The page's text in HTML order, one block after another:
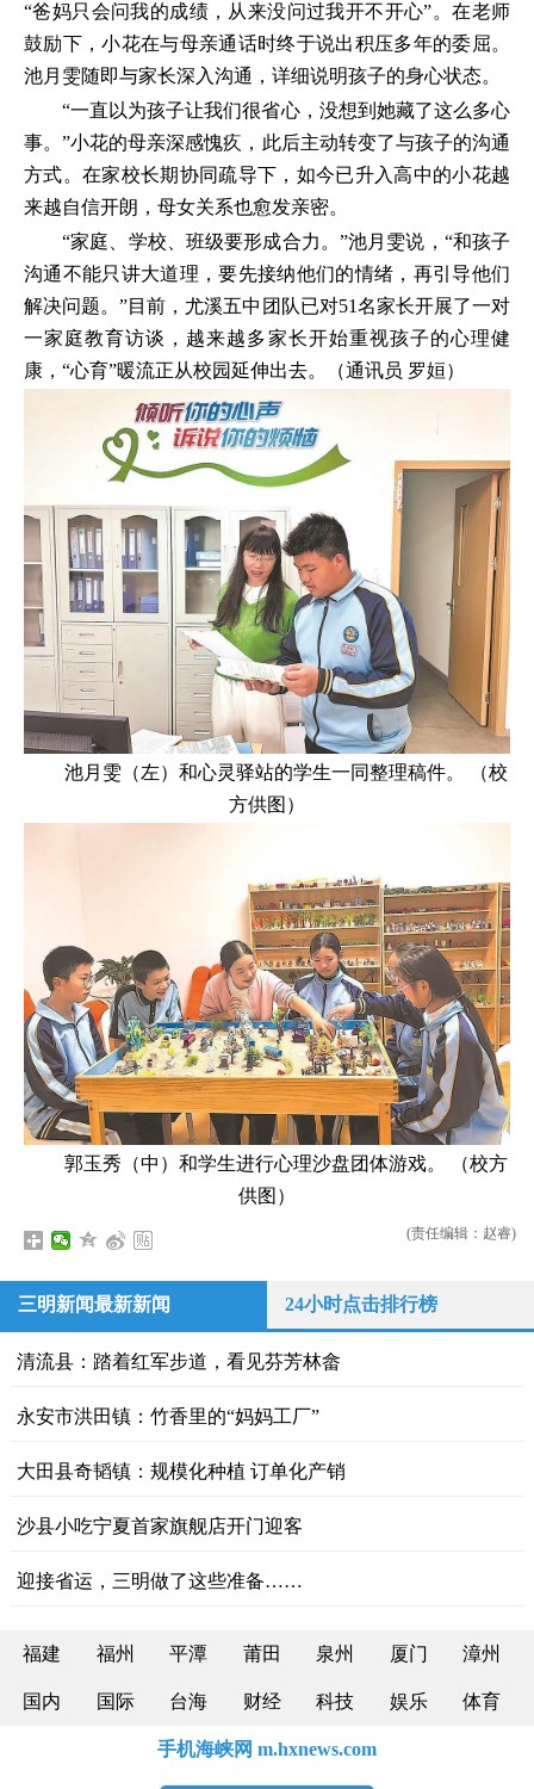
“爸妈只会问我的成绩，从来没问过我开不开心”。在老师
鼓励下，小花在与母亲通话时终于说出积压多年的委屈。
池月雯随即与家长深入沟通，详细说明孩子的身心状态。
“一直以为孩子让我们很省心，没想到她藏了这么多心
事。”小花的母亲深感愧疚，此后主动转变了与孩子的沟通
方式。在家校长期协同疏导下，如今已升入高中的小花越
来越自信开朗，母女关系也愈发亲密。
“家庭、学校、班级要形成合力。”池月雯说，“和孩子
沟通不能只讲大道理，要先接纳他们的情绪，再引导他们
解决问题。”目前，尤溪五中团队已对51名家长开展了一对
一家庭教育访谈，越来越多家长开始重视孩子的心理健
康，“心育”暖流正从校园延伸出去。（通讯员 罗姮）
池月雯（左）和心灵驿站的学生一同整理稿件。 （校
方供图）
郭玉秀（中）和学生进行心理沙盘团体游戏。 （校方
供图）
(责任编辑：赵睿)
三明新闻最新新闻 24小时点击排行榜
清流县：踏着红军步道，看见芬芳林畲
永安市洪田镇：竹香里的“妈妈工厂”
大田县奇韬镇：规模化种植 订单化产销
沙县小吃宁夏首家旗舰店开门迎客
迎接省运，三明做了这些准备……
福建 福州 平潭 莆田 泉州 厦门 漳州
国内 国际 台海 财经 科技 娱乐 体育
手机海峡网 m.hxnews.com